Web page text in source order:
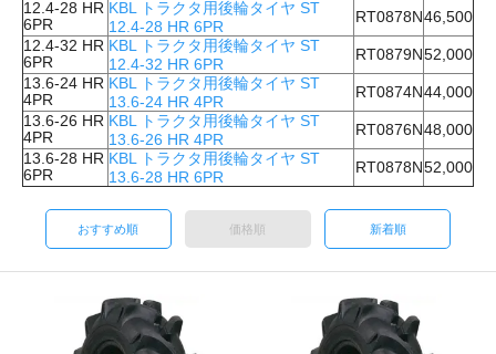
12.4-28 HR
6PR
KBL トラクタ用後輪タイヤ ST
12.4-28 HR 6PR
RT0878N 46,500
12.4-32 HR
6PR
KBL トラクタ用後輪タイヤ ST
12.4-32 HR 6PR
RT0879N 52,000
13.6-24 HR
4PR
KBL トラクタ用後輪タイヤ ST
13.6-24 HR 4PR
RT0874N 44,000
13.6-26 HR
4PR
KBL トラクタ用後輪タイヤ ST
13.6-26 HR 4PR
RT0876N 48,000
13.6-28 HR
6PR
KBL トラクタ用後輪タイヤ ST
13.6-28 HR 6PR
RT0878N 52,000
おすすめ順 価格順 新着順